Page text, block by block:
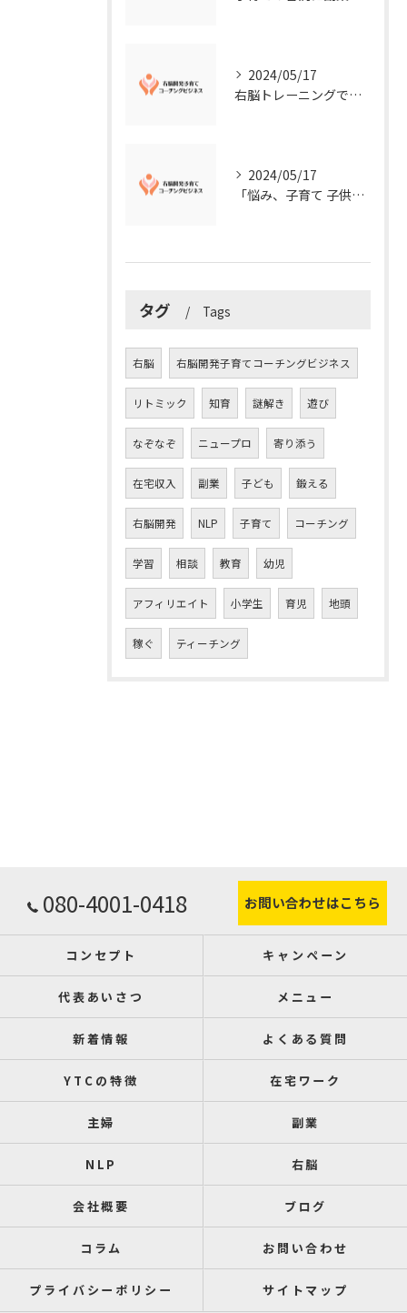
2024/05/17
右脳トレーニングで視覚的センスを磨こう！
2024/05/17
「悩み、子育て 子供の発達」を解決する右脳開発子育てコーチングビジネス業界の魅力とは？
タグ Tags
右脳 右脳開発子育てコーチングビジネス
リトミック 知育 謎解き 遊び
なぞなぞ ニュープロ 寄り添う
在宅収入 副業 子ども 鍛える
右脳開発 NLP 子育て コーチング
学習 相談 教育 幼児
アフィリエイト 小学生 育児 地頭
稼ぐ ティーチング
080-4001-0418 お問い合わせはこちら
コンセプト キャンペーン
代表あいさつ メニュー
新着情報 よくある質問
YTCの特徴 在宅ワーク
主婦 副業
NLP 右脳
会社概要 ブログ
コラム お問い合わせ
プライバシーポリシー サイトマップ